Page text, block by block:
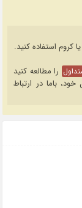
را مطالعه کنید
خود، باما در ارتباط